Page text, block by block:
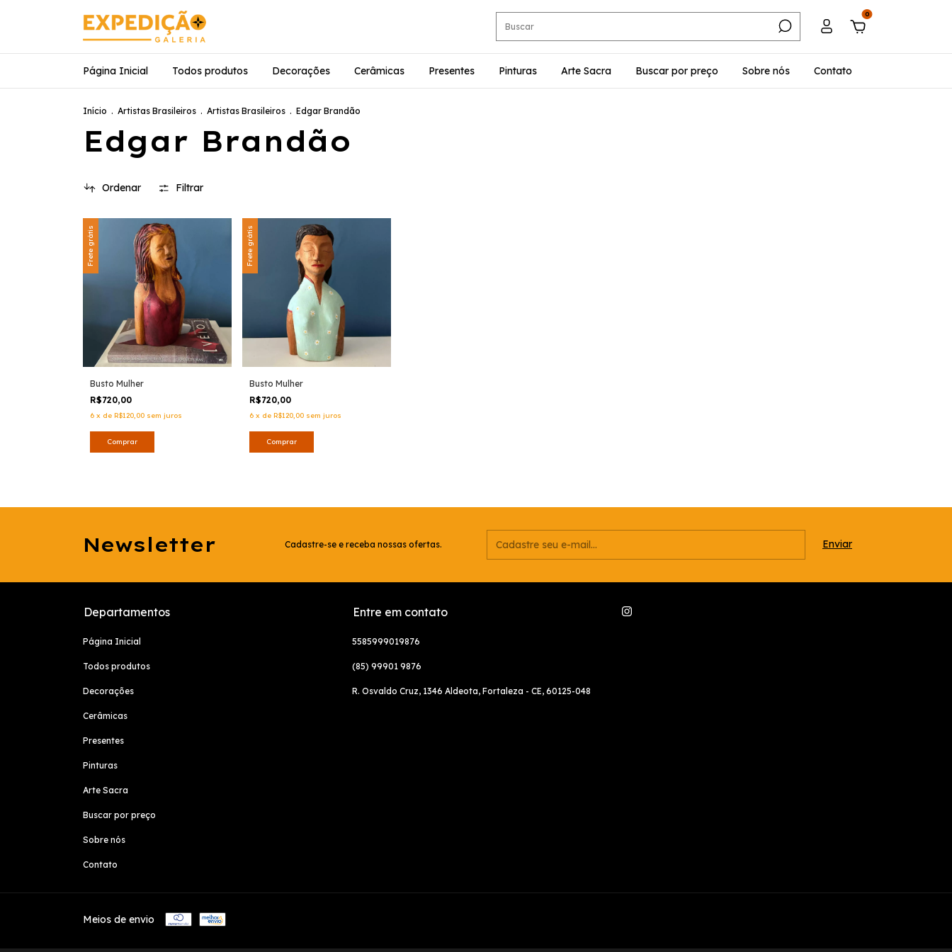
0
Página Inicial Todos produtos Decorações Cerâmicas Presentes Pinturas Arte Sacra Buscar por preço Sobre nós Contato
Início . Artistas Brasileiros . Artistas Brasileiros . Edgar Brandão
Edgar Brandão
Ordenar Filtrar
Frete grátis
Busto Mulher
R$720,00
6 x de R$120,00 sem juros
Frete grátis
Busto Mulher
R$720,00
6 x de R$120,00 sem juros
Newsletter Cadastre-se e receba nossas ofertas.
Departamentos
Página Inicial
Todos produtos
Decorações
Cerâmicas
Presentes
Pinturas
Arte Sacra
Buscar por preço
Sobre nós
Contato
Entre em contato
5585999019876
(85) 99901 9876
R. Osvaldo Cruz, 1346 Aldeota, Fortaleza - CE, 60125-048
Meios de envio